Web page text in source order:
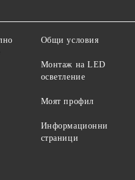
Общи условия
Монтаж на LED
осветление
Моят профил
Информационни
страници